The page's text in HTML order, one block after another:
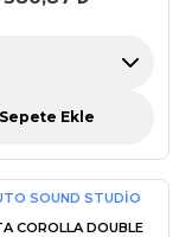
Sepete Ekle
SOUND STUDİO
COROLLA DOUBLE